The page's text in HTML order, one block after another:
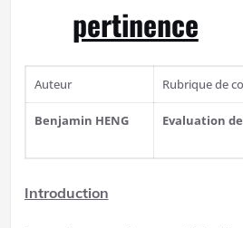
pertinence
Auteur Rubrique de
Benjamin HENG Evaluation
Introduction